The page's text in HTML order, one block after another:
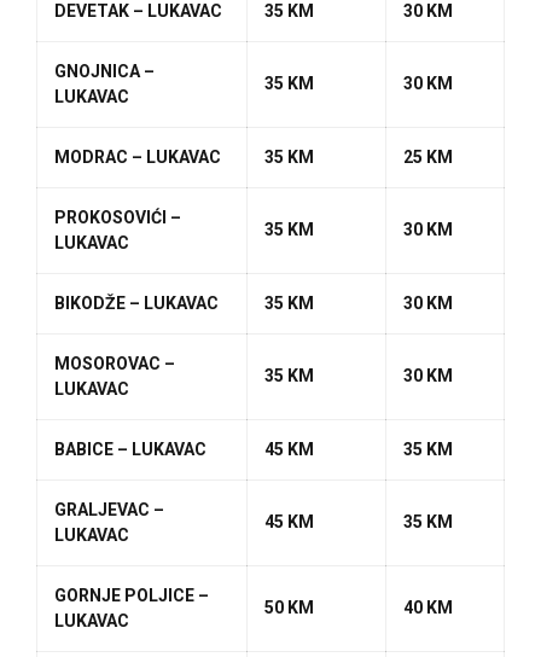
DEVETAK – LUKAVAC 35 KM 30 KM
GNOJNICA –
LUKAVAC
35 KM 30 KM
MODRAC – LUKAVAC 35 KM 25 KM
PROKOSOVIĆI –
LUKAVAC
35 KM 30 KM
BIKODŽE – LUKAVAC 35 KM 30 KM
MOSOROVAC –
LUKAVAC
35 KM 30 KM
BABICE – LUKAVAC 45 KM 35 KM
GRALJEVAC –
LUKAVAC
45 KM 35 KM
GORNJE POLJICE –
LUKAVAC
50 KM 40 KM